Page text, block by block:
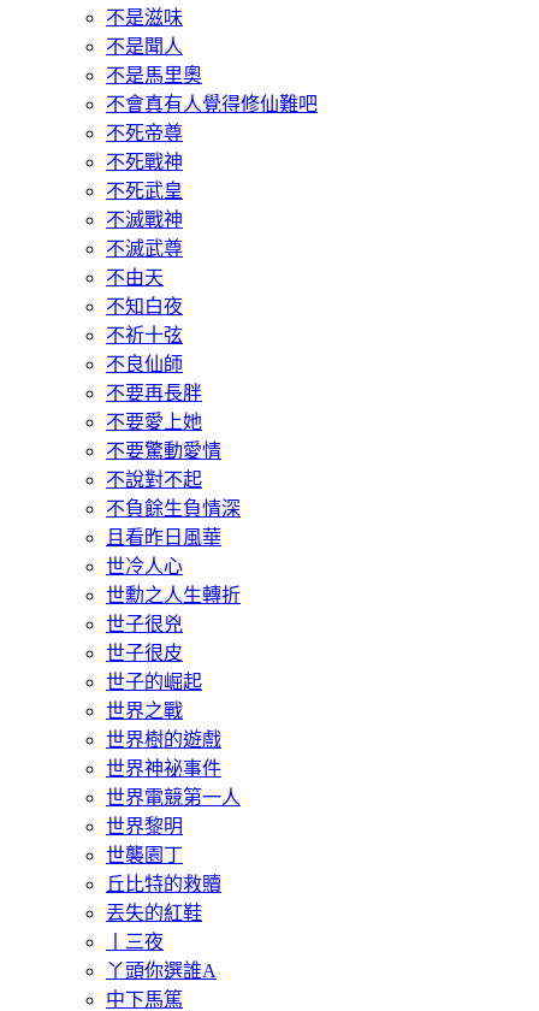
不是滋味
不是聞人
不是馬里奧
不會真有人覺得修仙難吧
不死帝尊
不死戰神
不死武皇
不滅戰神
不滅武尊
不由天
不知白夜
不祈十弦
不良仙師
不要再長胖
不要愛上她
不要驚動愛情
不說對不起
不負餘生負情深
且看昨日風華
世冷人心
世勳之人生轉折
世子很兇
世子很皮
世子的崛起
世界之戰
世界樹的遊戲
世界神祕事件
世界電競第一人
世界黎明
世襲園丁
丘比特的救贖
丟失的紅鞋
丨三夜
丫頭你選誰A
中下馬篤